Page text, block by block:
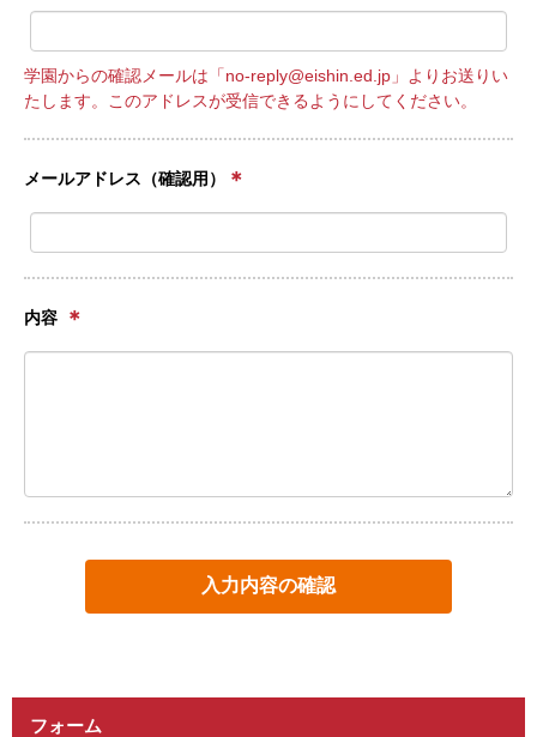
学園からの確認メールは「no-reply@eishin.ed.jp」よりお送りい
たします。このアドレスが受信できるようにしてください。
メールアドレス（確認用） ＊
内容 ＊
フォーム